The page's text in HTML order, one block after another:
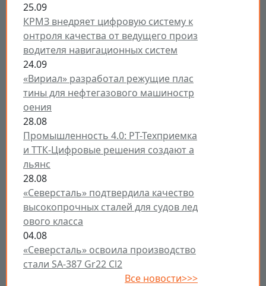
25.09
КРМЗ внедряет цифровую систему к
онтроля качества от ведущего произ
водителя навигационных систем
24.09
«Вириал» разработал режущие плас
тины для нефтегазового машиностр
оения
28.08
Промышленность 4.0: РТ-Техприемка
и ТТК-Цифровые решения создают а
льянс
28.08
«Северсталь» подтвердила качество
высокопрочных сталей для судов лед
ового класса
04.08
«Северсталь» освоила производство
стали SA-387 Gr22 Cl2
Все новости>>>